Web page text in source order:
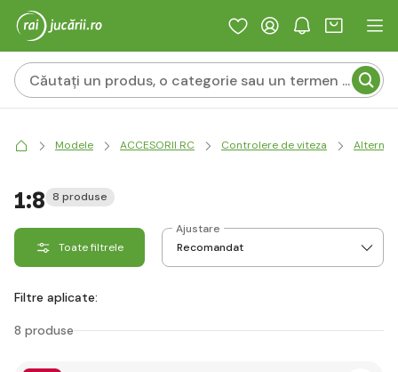
Modele ACCESORII RC Controlere de viteza
1:8 8 produse
Toate filtrele
Ajustare
Filtre aplicate:
8 produse